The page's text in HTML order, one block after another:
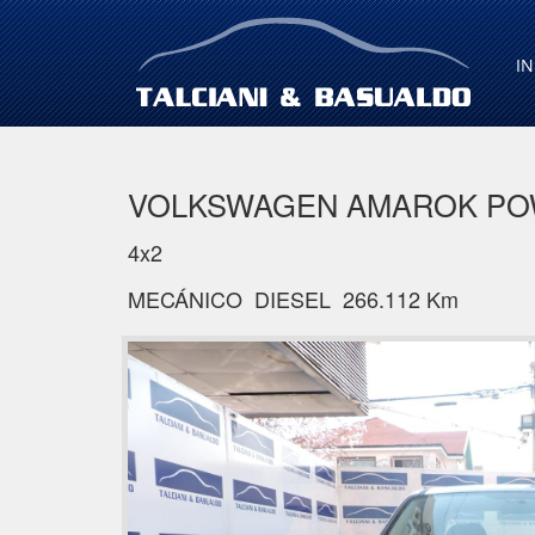
VOLKSWAGEN AMAROK
4x2
MECÁNICO DIESEL 266.112 Km